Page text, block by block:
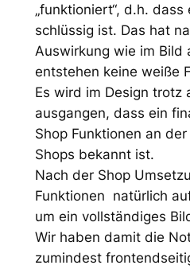
„funktioniert“, d.h.
schlüssig ist. Das hat
Auswirkung wie im Bild
entstehen keine weiße
Es wird im Design trotz
ausgangen, dass ein
Shop Funktionen an
Shops bekannt ist.
Nach der Shop
Funktionen natürlich
um ein vollständiges
Wir haben damit die
zumindest